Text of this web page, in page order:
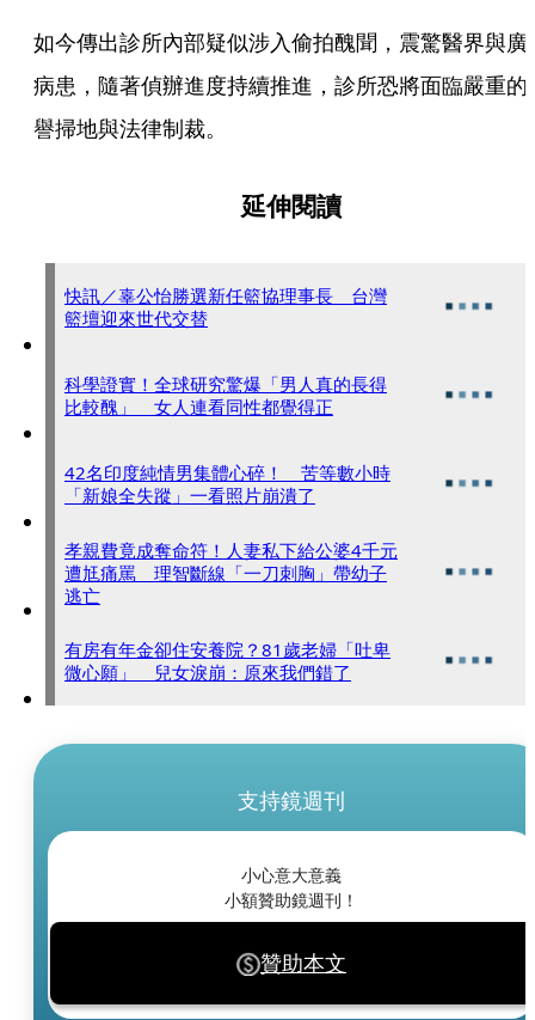
如今傳出診所內部疑似涉入偷拍醜聞，震驚醫界與廣
病患，隨著偵辦進度持續推進，診所恐將面臨嚴重的
譽掃地與法律制裁。
延伸閱讀
快訊／辜公怡勝選新任籃協理事長 台灣
籃壇迎來世代交替
科學證實！全球研究驚爆「男人真的長得
比較醜」 女人連看同性都覺得正
42名印度純情男集體心碎！ 苦等數小時
「新娘全失蹤」一看照片崩潰了
孝親費竟成奪命符！人妻私下給公婆4千元
遭尪痛罵 理智斷線「一刀刺胸」帶幼子
逃亡
有房有年金卻住安養院？81歲老婦「吐卑
微心願」 兒女淚崩：原來我們錯了
支持鏡週刊
小心意大意義
小額贊助鏡週刊！
贊助本文